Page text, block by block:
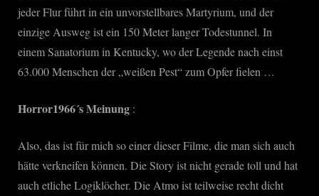
jeder Flur führt in ein unvorstellbares Martyrium, und der
einzige Ausweg ist ein 150 Meter langer Todestunnel. In
einem Sanatorium in Kentucky, wo der Legende nach einst
63.000 Menschen der „weißen Pest“ zum Opfer fielen …
Horror1966´s Meinung :
Also, das ist für mich so einer dieser Filme, die man sich auch
hätte verkneifen können. Die Story ist nicht gerade toll und hat
auch etliche Logiklöcher. Die Atmo ist teilweise recht dicht